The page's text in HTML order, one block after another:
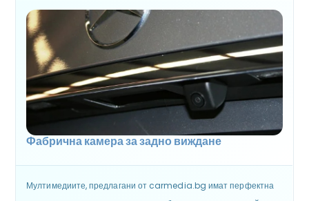
Фабрична камера за задно виждане
Мултимедиите, предлагани от carmedia.bg имат перфектна